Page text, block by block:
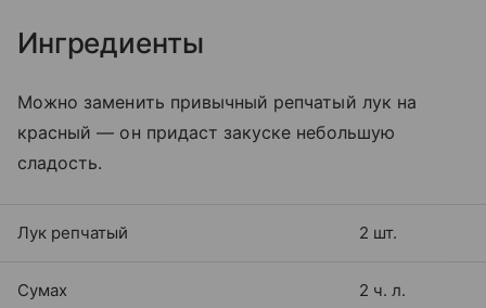
Ингредиенты
Можно заменить привычный репчатый лук на
красный — он придаст закуске небольшую
сладость.
Лук репчатый 2 шт.
Сумах 2 ч. л.